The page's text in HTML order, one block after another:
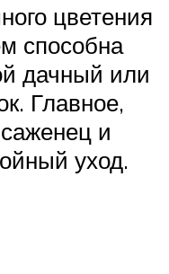
цветения
способна
дачный или
Главное,
и
уход.